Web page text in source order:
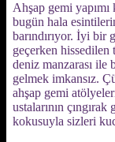
Ahşap gemi
bugün hala
barındırıyor. İyi bir
geçerken
deniz manzarası
gelmek imkansız.
ahşap gemi
ustalarının
kokusuyla sizleri